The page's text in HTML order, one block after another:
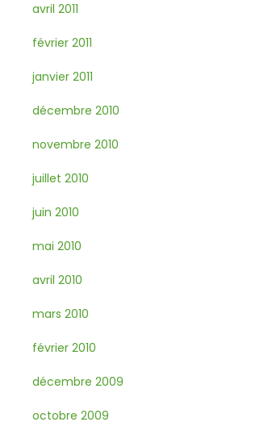
avril 2011
février 2011
janvier 2011
décembre 2010
novembre 2010
juillet 2010
juin 2010
mai 2010
avril 2010
mars 2010
février 2010
décembre 2009
octobre 2009